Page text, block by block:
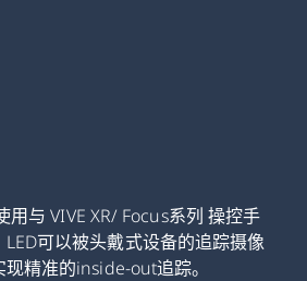
用与 VIVE XR/ Focus系列 操控手
可以被头戴式设备的追踪摄像
精准的inside-out追踪。